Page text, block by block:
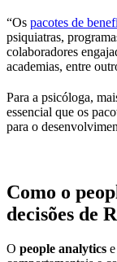
“Os pacotes de
psiquiatras,
colaboradores
academias, entre
Para a psicóloga,
essencial que os
para o
Como o
decisões de
O people analytics